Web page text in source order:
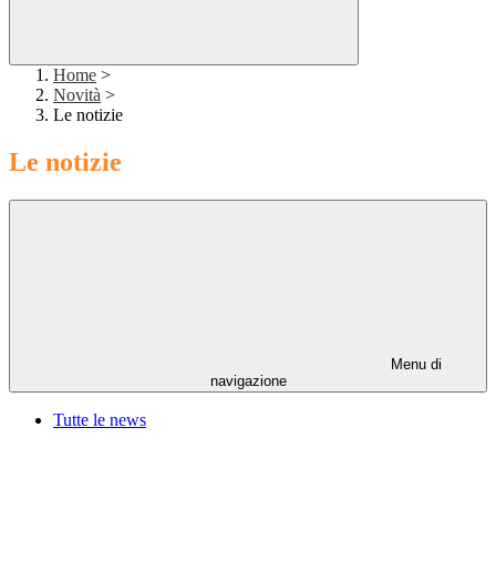
Home >
Novità >
Le notizie
Le notizie
Menu di
navigazione
Tutte le news